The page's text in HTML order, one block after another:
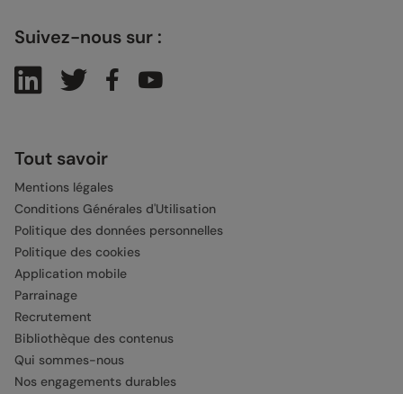
Suivez-nous sur :
Tout savoir
Mentions légales
Conditions Générales d'Utilisation
Politique des données personnelles
Politique des cookies
Application mobile
Parrainage
Recrutement
Bibliothèque des contenus
Qui sommes-nous
Nos engagements durables